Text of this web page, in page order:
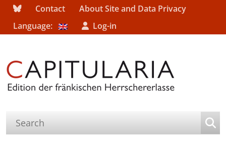
Contact
About Site and Data Privacy
Language:
Log-in